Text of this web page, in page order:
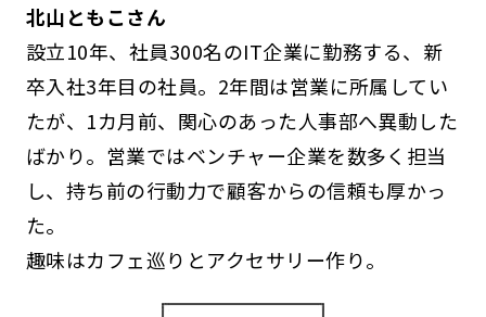
北山ともこさん
設立10年、社員300名のIT企業に勤務する、新
卒入社3年目の社員。2年間は営業に所属してい
たが、1カ月前、関心のあった人事部へ異動した
ばかり。営業ではベンチャー企業を数多く担当
し、持ち前の行動力で顧客からの信頼も厚かっ
た。
趣味はカフェ巡りとアクセサリー作り。